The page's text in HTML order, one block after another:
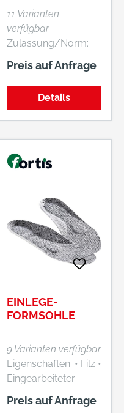
11 Varianten
verfügbar
Zulassung/Norm:
SRA Eigenschaften: •
Ergonomisch
geformter
Durchgehende
Polyurethan-
Laufsohle Material:
Schaft aus
geprägtem,
vollnarbigem Leder
Stahlzwischensohle
Preis auf Anfrage
Details
EINLEGE-
FORMSOHLE
9 Varianten verfügbar
Eigenschaften: • Filz •
Eingearbeiteter
gegen
Preis auf Anfrage